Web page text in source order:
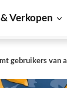
Verkopen
gebruikers van